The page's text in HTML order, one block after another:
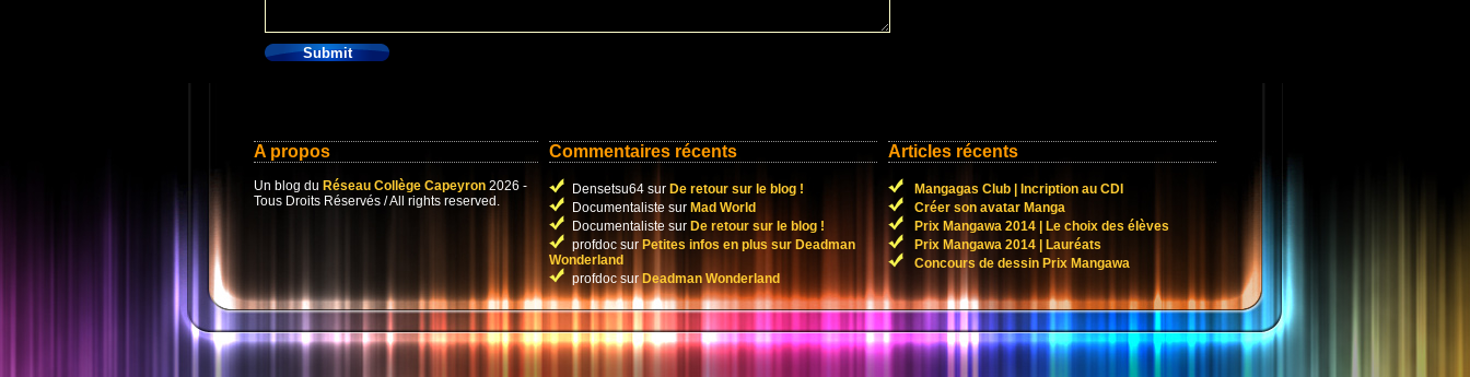
A propos
Un blog du Réseau Collège Capeyron 2026 -
Tous Droits Réservés / All rights reserved.
Commentaires récents
Densetsu64 sur De retour sur le blog !
Documentaliste sur Mad World
Documentaliste sur De retour sur le blog !
profdoc sur Petites infos en plus sur Deadman
Wonderland
profdoc surDeadman Wonderland
Articles récents
Mangagas Club | Incription au CDI
Créer son avatar Manga
Prix Mangawa 2014 | Le choix des élèves
Prix Mangawa 2014 | Lauréats
Concours de dessin Prix Mangawa